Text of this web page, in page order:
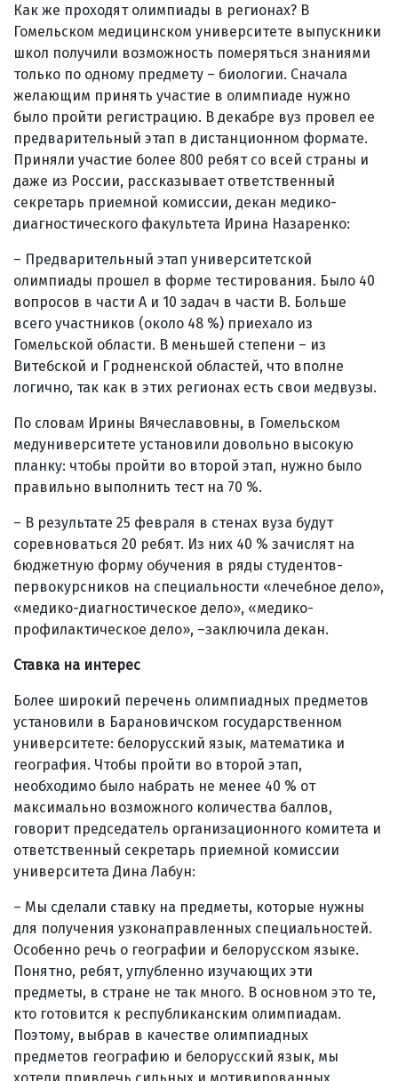
Как же проходят олимпиады в регионах? В
Гомельском медицинском университете выпускники
школ получили возможность померяться знаниями
только по одному предмету – биологии. Сначала
желающим принять участие в олимпиаде нужно
было пройти регистрацию. В декабре вуз провел ее
предварительный этап в дистанционном формате.
Приняли участие более 800 ребят со всей страны и
даже из России, рассказывает ответственный
секретарь приемной комиссии, декан медико-
диагностического факультета Ирина Назаренко:
– Предварительный этап университетской
олимпиады прошел в форме тестирования. Было 40
вопросов в части А и 10 задач в части В. Больше
всего участников (около 48 %) приехало из
Гомельской области. В меньшей степени – из
Витебской и Гродненской областей, что вполне
логично, так как в этих регионах есть свои медвузы.
По словам Ирины Вячеславовны, в Гомельском
медуниверситете установили довольно высокую
планку: чтобы пройти во второй этап, нужно было
правильно выполнить тест на 70 %.
– В результате 25 февраля в стенах вуза будут
соревноваться 20 ребят. Из них 40 % зачислят на
бюджетную форму обучения в ряды студентов-
первокурсников на специальности «лечебное дело»,
«медико-диагностическое дело», «медико-
профилактическое дело», –заключила декан.
Ставка на интерес
Более широкий перечень олимпиадных предметов
установили в Барановичском государственном
университете: белорусский язык, математика и
география. Чтобы пройти во второй этап,
необходимо было набрать не менее 40 % от
максимально возможного количества баллов,
говорит председатель организационного комитета и
ответственный секретарь приемной комиссии
университета Дина Лабун:
– Мы сделали ставку на предметы, которые нужны
для получения узконаправленных специальностей.
Особенно речь о географии и белорусском языке.
Понятно, ребят, углубленно изучающих эти
предметы, в стране не так много. В основном это те,
кто готовится к республиканским олимпиадам.
Поэтому, выбрав в качестве олимпиадных
предметов географию и белорусский язык, мы
хотели привлечь сильных и мотивированных